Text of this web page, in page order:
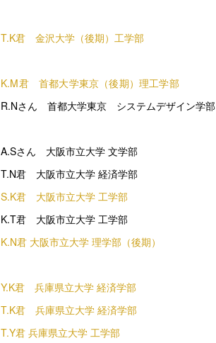
T.K君 金沢大学（後期）工学部
K.M君 首都大学東京（後期）理工学部
R.Nさん 首都大学東京 システムデザイン学部
A.Sさん 大阪市立大学 文学部
T.N君 大阪市立大学 経済学部
S.K君 大阪市立大学 工学部
K.T君 大阪市立大学 工学部
K.N君 大阪市立大学 理学部（後期）
Y.K君 兵庫県立大学 経済学部
T.K君 兵庫県立大学 経済学部
T.Y君 兵庫県立大学 工学部